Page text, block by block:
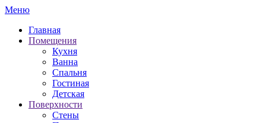
Меню
Главная
Помещения
Кухня
Ванна
Спальня
Гостиная
Детская
Поверхности
Стены